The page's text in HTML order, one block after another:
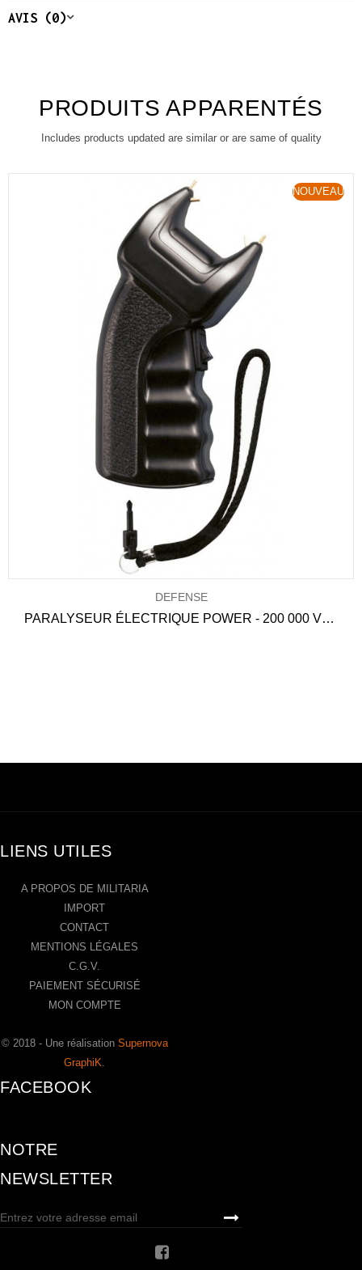
AVIS (0)
PRODUITS APPARENTÉS
Includes products updated are similar or are same of quality
NOUVEAU
DEFENSE
PARALYSEUR ÉLECTRIQUE POWER - 200 000 VOLTS
LIENS UTILES
A PROPOS DE MILITARIA
IMPORT
CONTACT
MENTIONS LÉGALES
C.G.V.
PAIEMENT SÉCURISÉ
MON COMPTE
© 2018 - Une réalisation Supernova
GraphiK.
FACEBOOK
NOTRE
NEWSLETTER